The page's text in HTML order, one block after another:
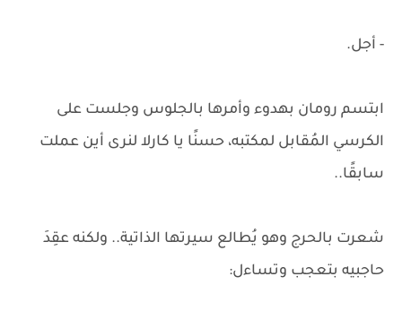
- أجل.
ابتسم رومان بهدوء وأمرها بالجلوس وجلست على
الكرسي المُقابل لمكتبه، حسنًا يا كارلا لنرى أين عملت
سابقًا..
شعرت بالحرج وهو يُطالع سيرتها الذاتية.. ولكنه عقِدَ
حاجبيه بتعجب وتساءل: